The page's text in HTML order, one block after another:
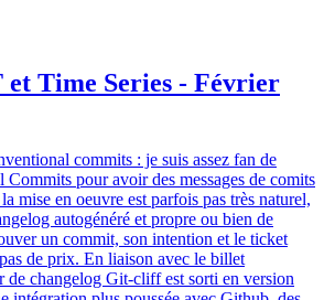
et Time Series - Février
commits : je suis assez fan de
pour avoir des messages de comits
mise en oeuvre est parfois pas très naturel,
autogénéré et propre ou bien de
un commit, son intention et le ticket
de prix. En liaison avec le billet
de changelog Git-cliff est sorti en version